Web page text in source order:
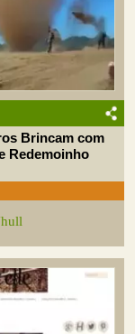
Brincam com
Redemoinho